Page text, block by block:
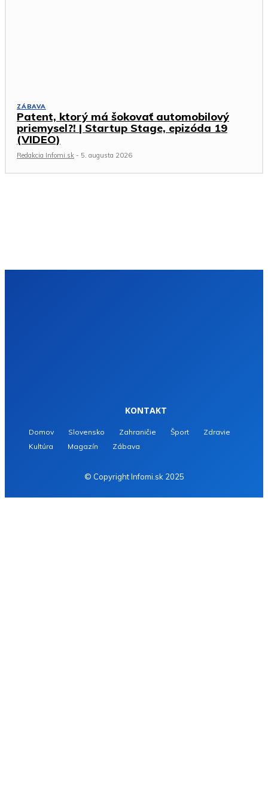
ZÁBAVA
Patent, ktorý má šokovať automobilový
priemysel?! | Startup Stage, epizóda 19
(VIDEO)
Redakcia Infomi.sk - 5. augusta 2026
KONTAKT
Domov Slovensko Zahraničie Šport
Zdravie
Kultúra
Magazín Zábava
© Copyright Infomi.sk 2025